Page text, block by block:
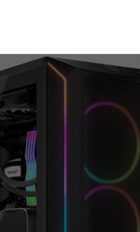
oświetlenie z płytą